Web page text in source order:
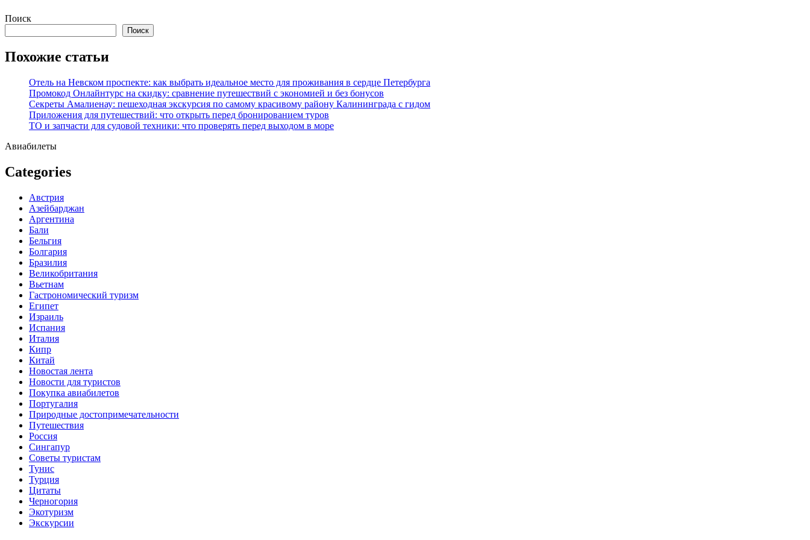
Перейти
содержимому
Поиск
Поиск
Похожие статьи
Отель на Невском проспекте: как выбрать идеальное место для проживания в сердце Петербурга
Промокод Онлайнтурс на скидку: сравнение путешествий с экономией и без бонусов
Секреты Амалиенау: пешеходная экскурсия по самому красивому району Калининграда с гидом
Приложения для путешествий: что открыть перед бронированием туров
ТО и запчасти для судовой техники: что проверять перед выходом в море
Авиабилеты
Categories
Австрия
Азейбарджан
Аргентина
Бали
Бельгия
Болгария
Бразилия
Великобритания
Вьетнам
Гастрономический туризм
Египет
Израиль
Испания
Италия
Кипр
Китай
Новостая лента
Новости для туристов
Покупка авиабилетов
Португалия
Природные достопримечательности
Путешествия
Россия
Сингапур
Советы туристам
Тунис
Турция
Цитаты
Черногория
Экотуризм
Экскурсии